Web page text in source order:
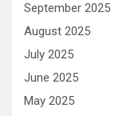
September 2025
August 2025
July 2025
June 2025
May 2025